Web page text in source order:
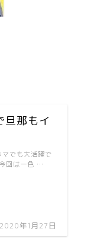
旦那もイ
2020年1月27日
でも大活躍で
回は一色 …